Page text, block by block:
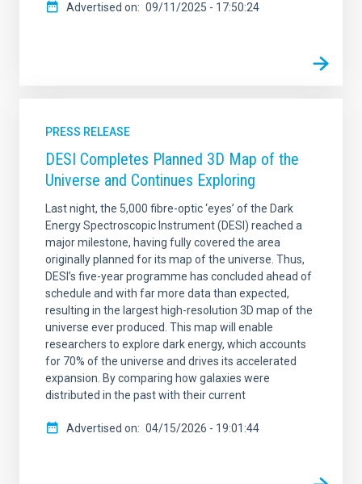
Advertised on 09/11/2025 - 17:50:24
PRESS RELEASE
DESI Completes Planned 3D Map of the
Universe and Continues Exploring
Last night, the 5,000 fibre-optic ‘eyes’ of the Dark
Energy Spectroscopic Instrument (DESI) reached a
major milestone, having fully covered the area
originally planned for its map of the universe. Thus,
DESI’s five-year programme has concluded ahead of
schedule and with far more data than expected,
resulting in the largest high-resolution 3D map of the
universe ever produced. This map will enable
researchers to explore dark energy, which accounts
for 70% of the universe and drives its accelerated
expansion. By comparing how galaxies were
distributed in the past with their current
Advertised on 04/15/2026 - 19:01:44